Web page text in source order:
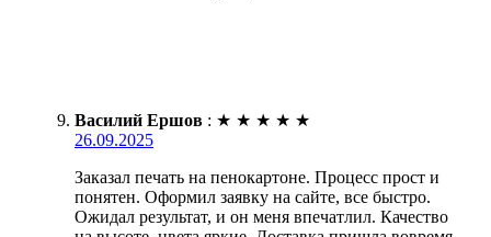
Василий Ершов : ★ ★ ★ ★ ★
26.09.2025
Заказал печать на пенокартоне. Процесс прост и
понятен. Оформил заявку на сайте, все быстро.
Ожидал результат, и он меня впечатлил. Качество